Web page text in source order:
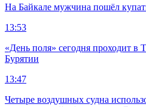
На Байкале мужчина пошёл
13:53
«День поля» сегодня проходит в
Бурятии
13:47
Четыре воздушных судна